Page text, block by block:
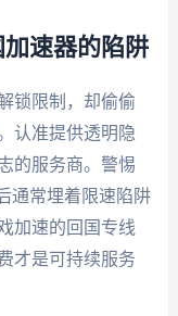
速器的陷阱
锁限制，却偷偷
认准提供透明隐
的服务商。警惕
通常埋着限速陷阱
加速的回国专线
才是可持续服务